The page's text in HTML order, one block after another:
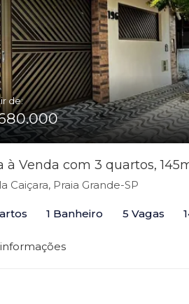
de:
à Venda com 3 quartos,
Caiçara, Praia Grande-SP
1 Banheiro 5 Vagas